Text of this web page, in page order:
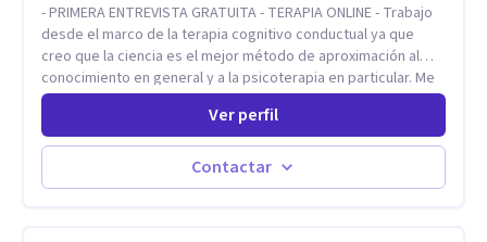
- PRIMERA ENTREVISTA GRATUITA - TERAPIA ONLINE - Trabajo
desde el marco de la terapia cognitivo conductual ya que
creo que la ciencia es el mejor método de aproximación al
conocimiento en general y a la psicoterapia en particular. Me
interesan los procesos de cambio conductual por los que una
persona pueda alcanzar sus objetivos, transitando,
aceptando y modificando sus patrones cognitivos y
emocionales. Abordo patologías específicas como trastornos
de ansiedad y del ánimo, y también crisis vitales y procesos
Ver perfil
Contactar